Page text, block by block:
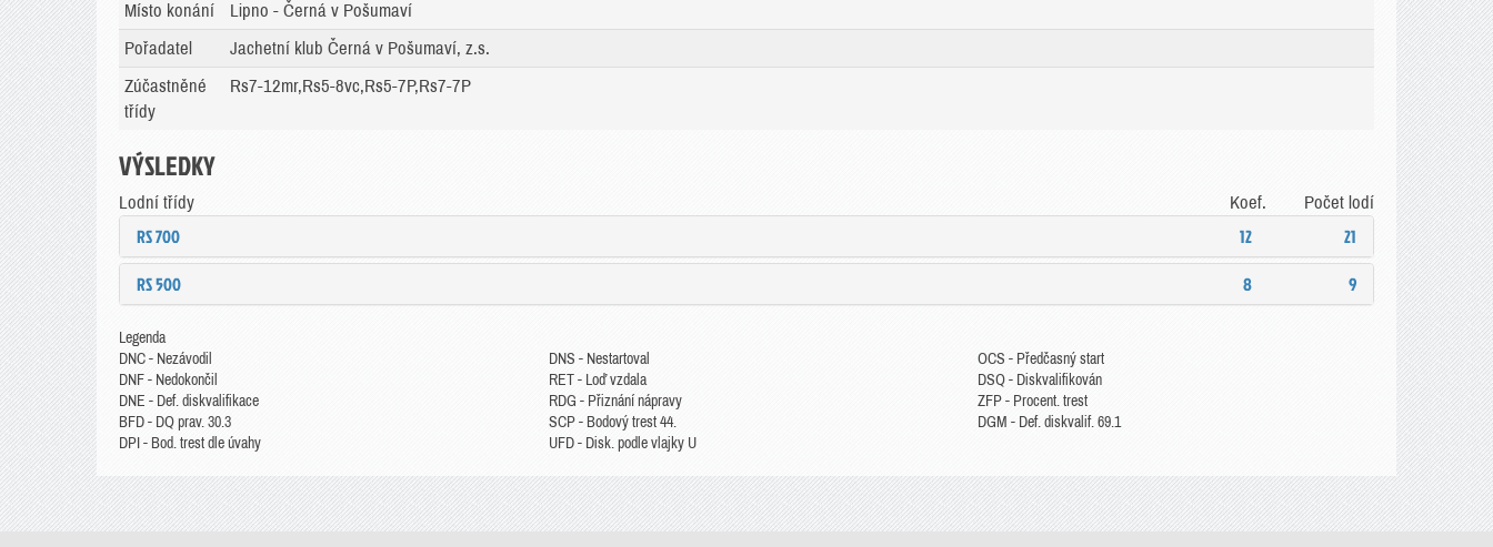
Místo konání
Lipno - Černá v Pošumaví
Pořadatel
Jachetní klub Černá v Pošumaví, z.s.
Zúčastněné
třídy
Rs7-12mr,Rs5-8vc,Rs5-7P,Rs7-7P
VÝSLEDKY
Lodní třídy Koef. Počet lodí
RS 700 12
21
RS 500
8 9
Legenda
DNC - Nezávodil
DNF - Nedokončil
DNE - Def. diskvalifikace
BFD - DQ prav. 30.3
DPI - Bod. trest dle úvahy
DNS - Nestartoval
RET - Loď vzdala
RDG - Přiznání nápravy
SCP - Bodový trest 44.
UFD - Disk. podle vlajky U
OCS - Předčasný start
DSQ - Diskvalifikován
ZFP - Procent. trest
DGM - Def. diskvalif. 69.1